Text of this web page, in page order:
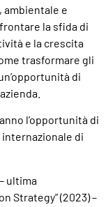
ambientale e
la sfida di
e la crescita
trasformare gli
di
l’opportunità di
di
ultima
Strategy” (2023) –